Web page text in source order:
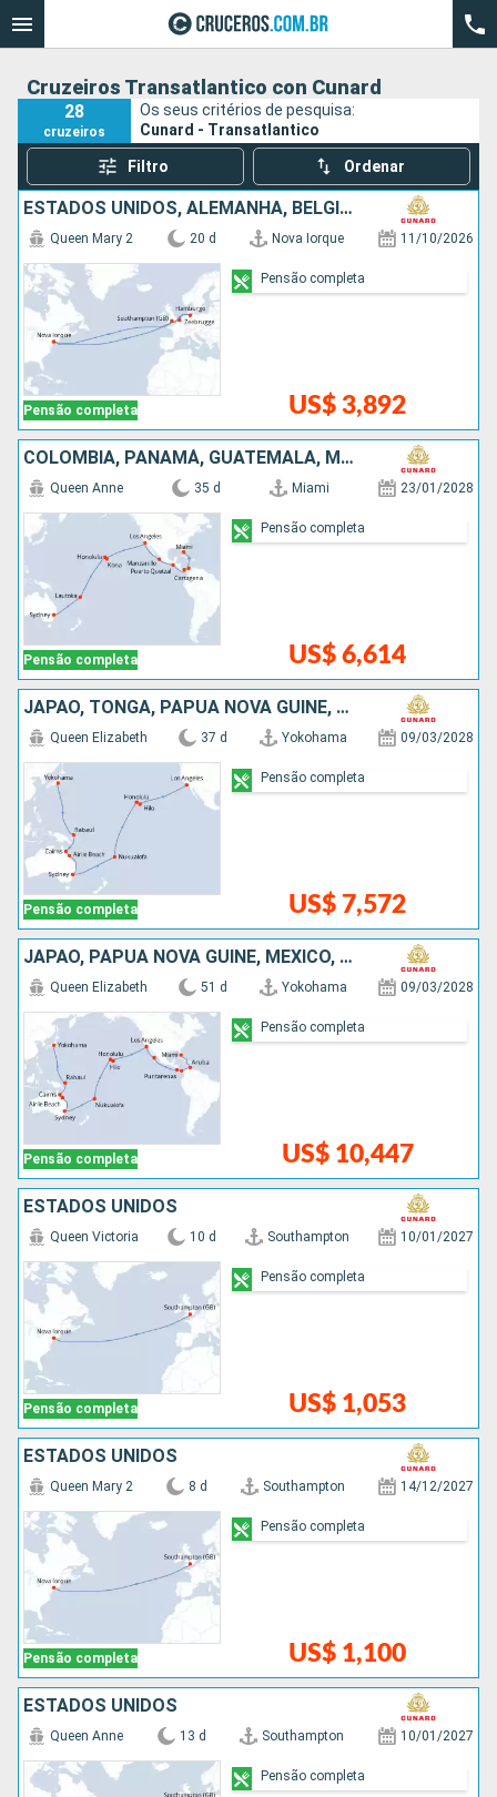
Cruzeiros Transatlantico con Cunard
28
cruzeiros
Os seus critérios de pesquisa:
Cunard - Transatlantico
Filtro Ordenar
ESTADOS UNIDOS, ALEMANHA, BÉLGICA
Pensão completa
Queen Mary 2 20 d Nova Iorque 11/10/2026
US$ 3,892
Pensão completa
COLOMBIA, PANAMÁ, GUATEMALA, MÉXICO, ESTADOS UNIDOS, FRANCIA, FIDJI (ILHAS), AUSTRÁLIA
Pensão completa
Queen Anne 35 d Miami 23/01/2028
US$ 6,614
Pensão completa
JAPÃO, TONGA, PAPUA NOVA GUINÉ, AUSTRÁLIA, FRANCIA, ESTADOS UNIDOS
Pensão completa
Queen Elizabeth 37 d Yokohama 09/03/2028
US$ 7,572
Pensão completa
JAPÃO, PAPUA NOVA GUINÉ, MÉXICO, COSTA RICA, AUSTRÁLIA, PANAMÁ, ARUBA, TONGA, FRANCIA, ESTADOS UNIDOS
Pensão completa
Queen Elizabeth 51 d Yokohama 09/03/2028
US$ 10,447
Pensão completa
ESTADOS UNIDOS
Pensão completa
Queen Victoria 10 d Southampton 10/01/2027
US$ 1,053
Pensão completa
ESTADOS UNIDOS
Pensão completa
Queen Mary 2 8 d Southampton 14/12/2027
US$ 1,100
Pensão completa
ESTADOS UNIDOS
Queen Anne 13 d Southampton 10/01/2027
Pensão completa